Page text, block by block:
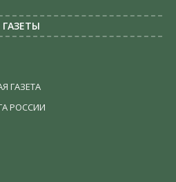
ГАЗЕТЫ
ГАЗЕТА
РОССИИ